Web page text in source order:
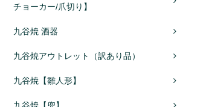
チョーカー/爪切り】
九谷焼 酒器
九谷焼アウトレット（訳あり品）
九谷焼【雛人形】